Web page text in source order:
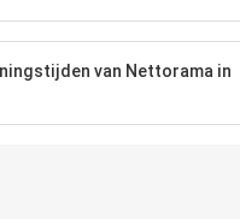
van Nettorama in